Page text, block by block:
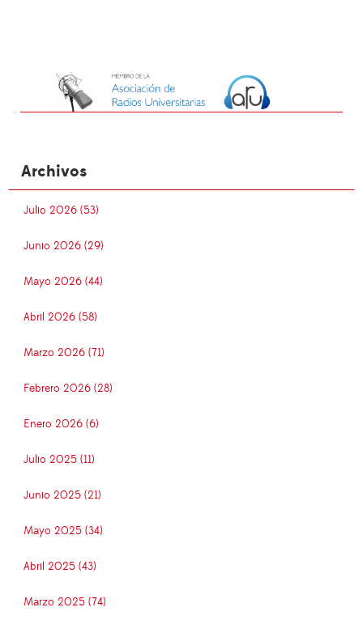
Archivos
Julio 2026 (53)
Junio 2026 (29)
Mayo 2026 (44)
Abril 2026 (58)
Marzo 2026 (71)
Febrero 2026 (28)
Enero 2026 (6)
Julio 2025 (11)
Junio 2025 (21)
Mayo 2025 (34)
Abril 2025 (43)
Marzo 2025 (74)